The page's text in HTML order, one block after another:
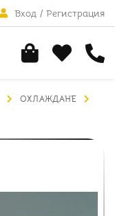
Вход / Регистрация
ОХЛАЖДАНЕ